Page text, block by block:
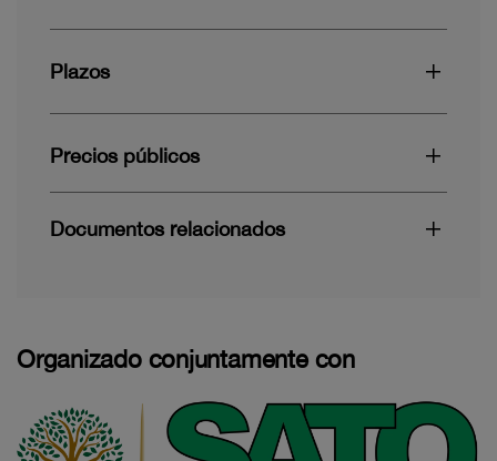
Plazos
Precios públicos
Documentos relacionados
Organizado conjuntamente con